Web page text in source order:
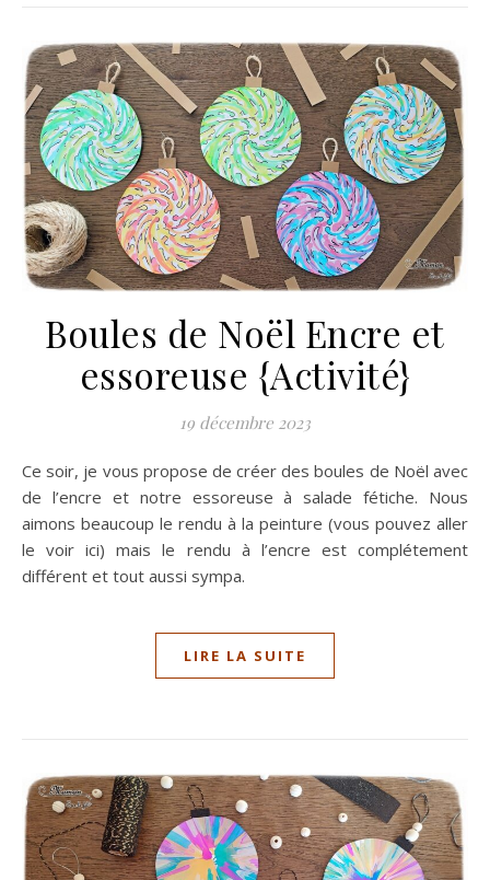
Boules de Noël Encre et
essoreuse {Activité}
19 décembre 2023
Ce soir, je vous propose de créer des boules de Noël avec
de l’encre et notre essoreuse à salade fétiche. Nous
aimons beaucoup le rendu à la peinture (vous pouvez aller
le voir ici) mais le rendu à l’encre est complétement
différent et tout aussi sympa.
LIRE LA SUITE